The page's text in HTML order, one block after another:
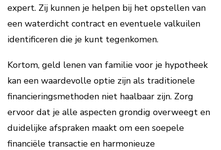
expert. Zij kunnen je helpen bij het opstellen van
een waterdicht contract en eventuele valkuilen
identificeren die je kunt tegenkomen.
Kortom, geld lenen van familie voor je hypotheek
kan een waardevolle optie zijn als traditionele
financieringsmethoden niet haalbaar zijn. Zorg
ervoor dat je alle aspecten grondig overweegt en
duidelijke afspraken maakt om een soepele
financiële transactie en harmonieuze